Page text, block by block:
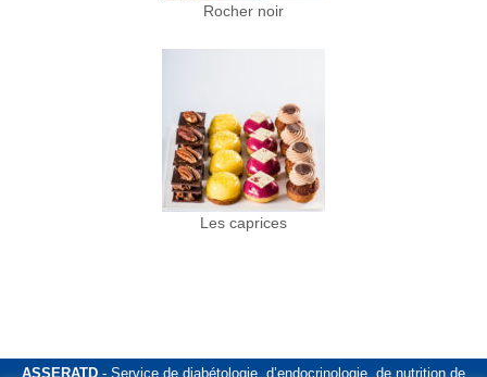
Rocher noir
Les caprices
ASSERATD - Service de diabétologie, d’endocrinologie, de nutrition de